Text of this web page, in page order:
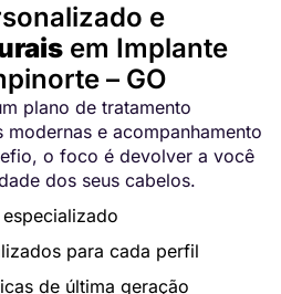
e
em Implante
– GO
plano de tratamento
e acompanhamento
o foco é devolver a você
dos seus cabelos.
para cada perfil
de última geração